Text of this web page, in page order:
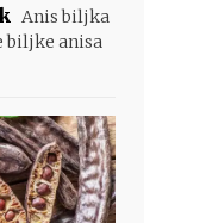
Anis biljka
biljke anisa